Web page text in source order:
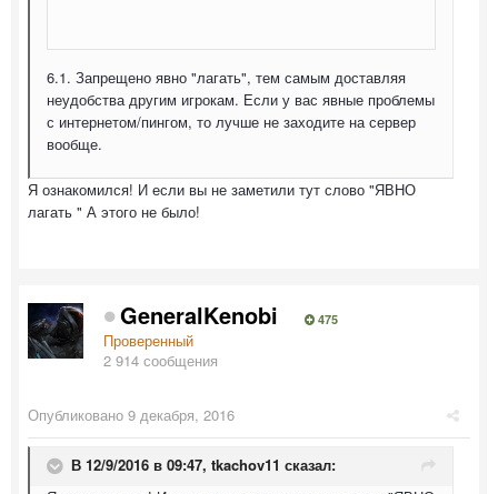
6.1. Запрещено явно "лагать", тем самым доставляя
неудобства другим игрокам. Если у вас явные проблемы
с интернетом/пингом, то лучше не заходите на сервер
вообще.
Я ознакомился! И если вы не заметили тут слово "ЯВНО
лагать " А этого не было!
GeneralKenobi 475
Проверенный
2 914 сообщения
Опубликовано 9 декабря, 2016
В 12/9/2016 в 09:47, tkachov11 сказал: